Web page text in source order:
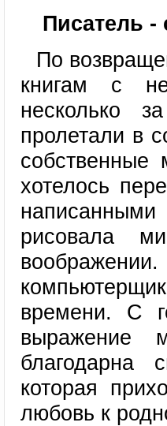
Писатель -
По
книгам с
несколько
пролетали в
хотелось
рисовала
времени. С
выражение
благодарна
которая
любовь к